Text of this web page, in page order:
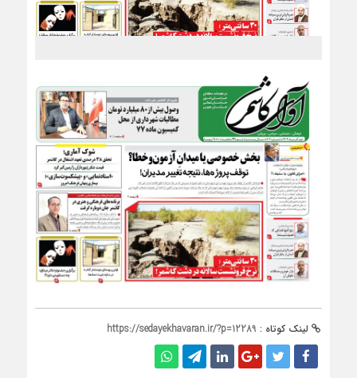
لینک کوتاه : https://sedayekhavaran.ir/?p=12289